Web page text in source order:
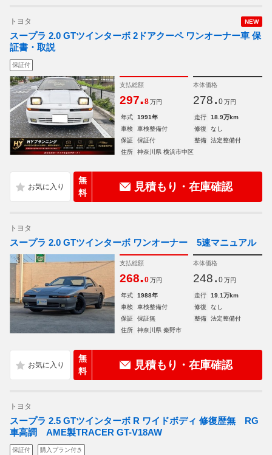
NEW
トヨタ
スープラ 2.0 GTツインターボ 2ドアクーペ ワンオーナー車 保
証書・取説
保証付
支払総額
297.8 万円
本体価格
278. 0 万円
年式 1991年 走行
18.9万km
車検
車検整備付 修復
なし
保証
保証付 整備
法定整備付
住所
神奈川県 横浜市中区
無
料
見積もり・在庫確認
トヨタ
スープラ 2.0 GTツインターボ ワンオーナー 5速マニュアル
支払総額
268.0 万円
本体価格
248. 0 万円
年式 1988年 走行
19.1万km
車検
車検整備付 修復
なし
保証
保証無 整備
法定整備付
住所
神奈川県 秦野市
無
料
見積もり・在庫確認
トヨタ
スープラ 2.5 GTツインターボ R ワイドボディ 修復歴無 RG
車高調 AME製TRACER GT-V18AW
保証付 購入プラン付き